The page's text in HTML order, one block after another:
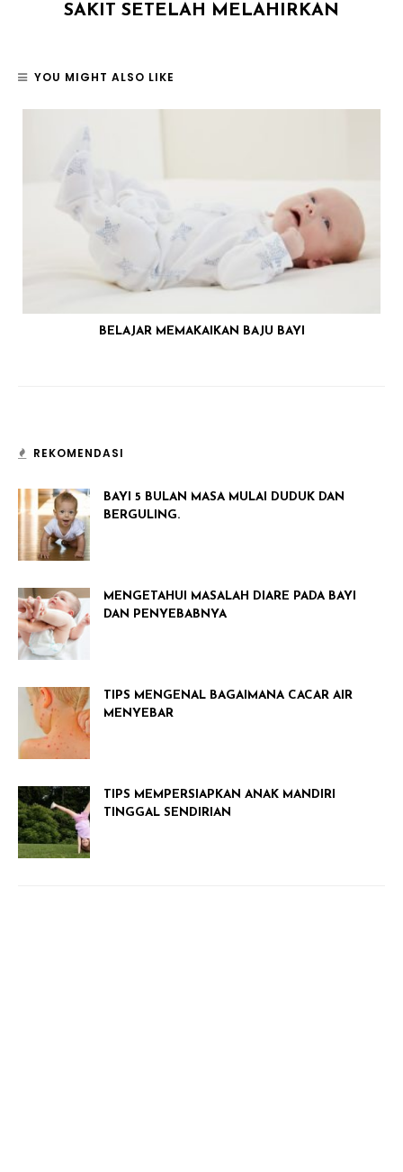
SAKIT SETELAH MELAHIRKAN
YOU MIGHT ALSO LIKE
BELAJAR MEMAKAIKAN BAJU BAYI
REKOMENDASI
BAYI 5 BULAN MASA MULAI DUDUK DAN
BERGULING.
MENGETAHUI MASALAH DIARE PADA BAYI
DAN PENYEBABNYA
TIPS MENGENAL BAGAIMANA CACAR AIR
MENYEBAR
TIPS MEMPERSIAPKAN ANAK MANDIRI
TINGGAL SENDIRIAN